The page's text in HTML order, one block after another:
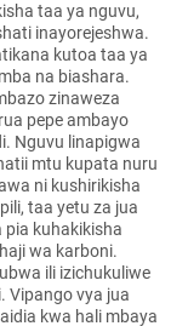
taa ya nguvu,
inayorejeshwa.
kutoa taa ya
na biashara.
zinaweza
pepe ambayo
Nguvu linapigwa
mtu kupata nuru
ni kushirikisha
taa yetu za jua
kuhakikisha
wa karboni.
ili izichukuliwe
Vipango vya jua
kwa hali mbaya